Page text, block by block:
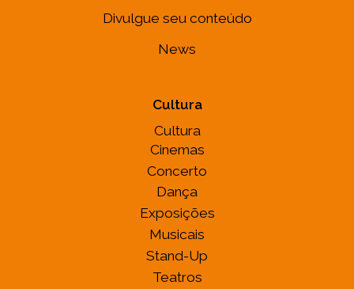
Divulgue seu conteúdo
News
Cultura
Cultura
Cinemas
Concerto
Dança
Exposições
Musicais
Stand-Up
Teatros